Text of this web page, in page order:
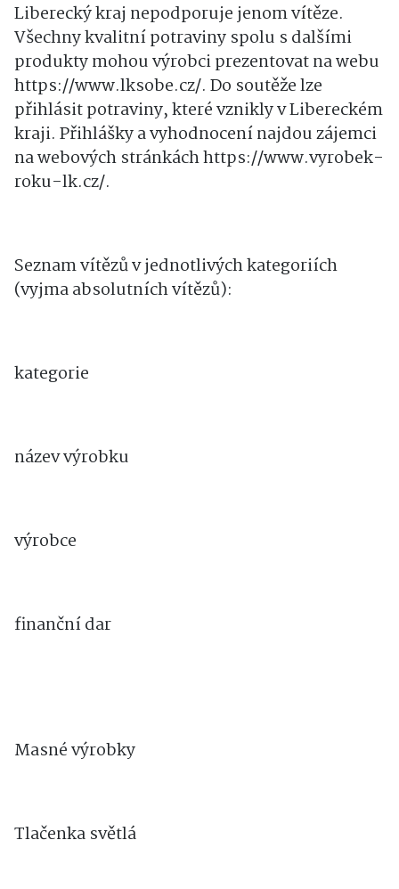
Liberecký kraj nepodporuje jenom vítěze.
Všechny kvalitní potraviny spolu s dalšími
produkty mohou výrobci prezentovat na webu
https://www.lksobe.cz/. Do soutěže lze
přihlásit potraviny, které vznikly v Libereckém
kraji. Přihlášky a vyhodnocení najdou zájemci
na webových stránkách https://www.vyrobek-
roku-lk.cz/.
Seznam vítězů v jednotlivých kategoriích
(vyjma absolutních vítězů):
kategorie
název výrobku
výrobce
finanční dar
Masné výrobky
Tlačenka světlá